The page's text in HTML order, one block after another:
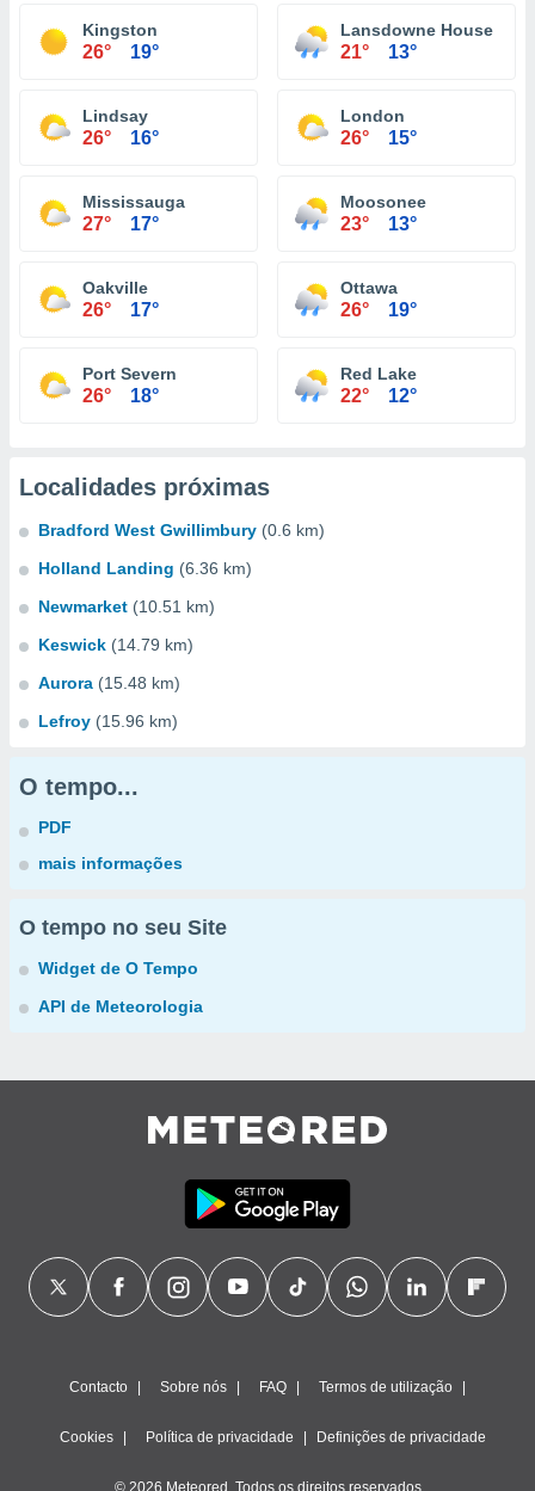
Kingston
26° 19°
Lansdowne House
21° 13°
Lindsay
26° 16°
London
26° 15°
Mississauga
27° 17°
Moosonee
23° 13°
Oakville
26° 17°
Ottawa
26° 19°
Port Severn
26° 18°
Red Lake
22° 12°
Localidades próximas
Bradford West Gwillimbury (0.6 km)
Holland Landing (6.36 km)
Newmarket (10.51 km)
Keswick (14.79 km)
Aurora (15.48 km)
Lefroy (15.96 km)
O tempo...
PDF
mais informações
O tempo no seu Site
Widget de O Tempo
API de Meteorologia
Contacto Sobre nós FAQ Termos de utilização
Cookies Política de privacidade Definições de privacidade
© 2026 Meteored. Todos os direitos reservados